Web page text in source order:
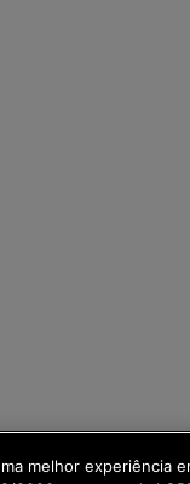
melhor experiência